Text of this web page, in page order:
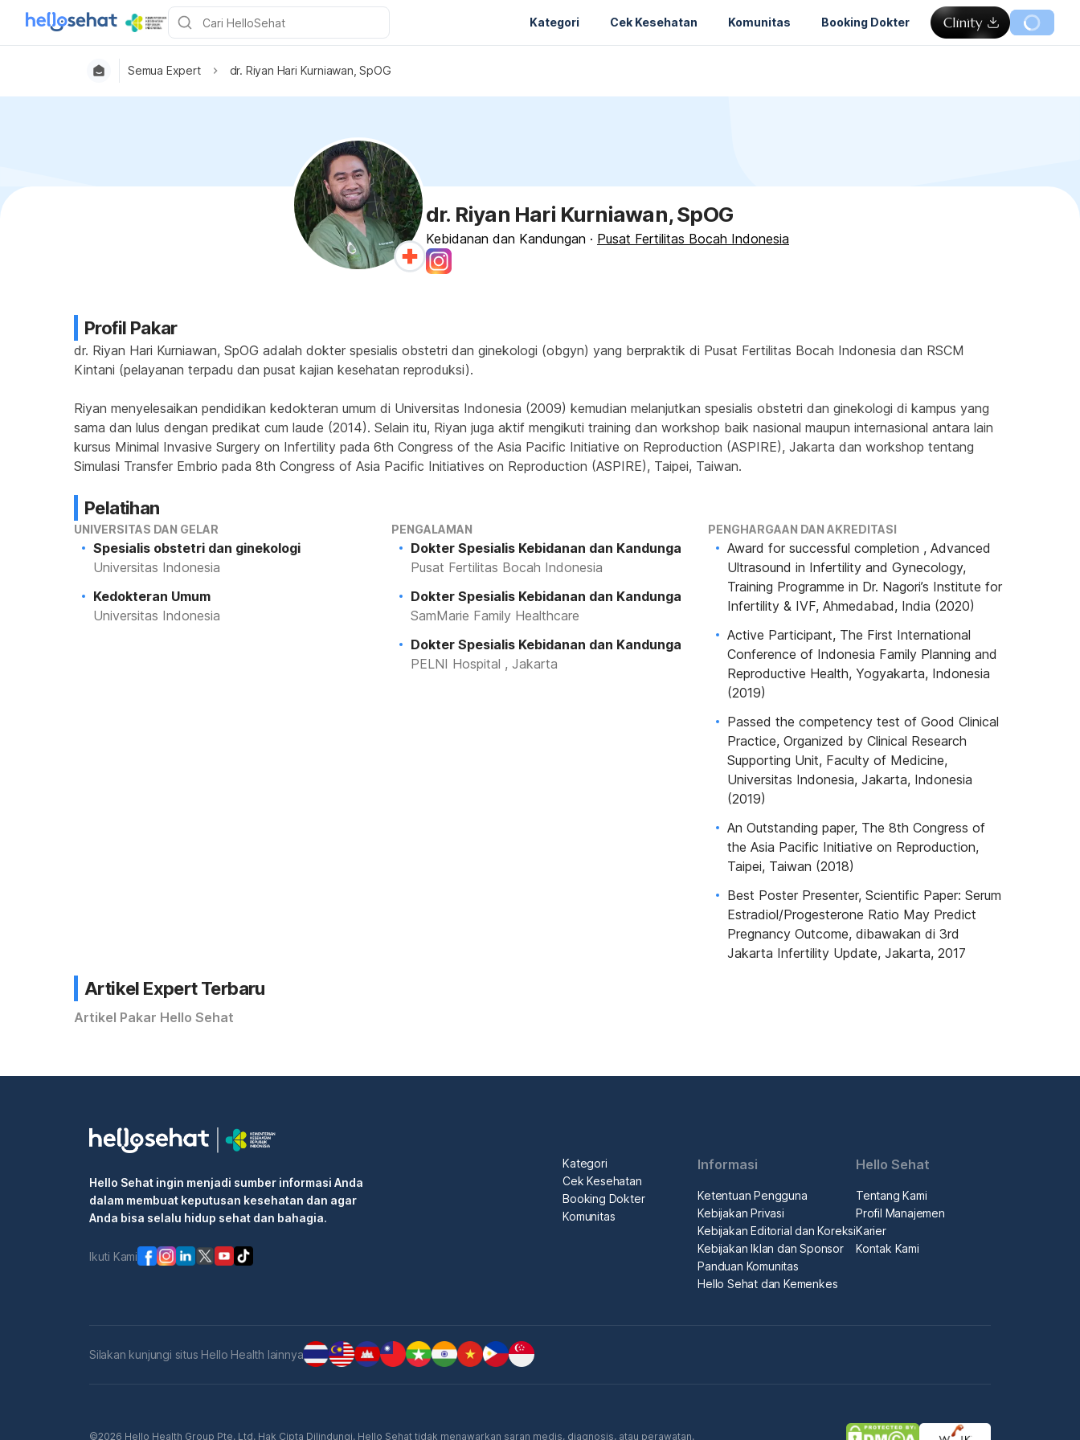
Kategori Cek Kesehatan Komunitas Booking Dokter
Semua Expert dr. Riyan Hari Kurniawan, SpOG
dr. Riyan Hari Kurniawan, SpOG
Kebidanan dan Kandungan · Pusat Fertilitas Bocah Indonesia
Profil Pakar
dr. Riyan Hari Kurniawan, SpOG adalah dokter spesialis obstetri dan ginekologi (obgyn) yang berpraktik di Pusat Fertilitas Bocah Indonesia dan RSCM
Kintani (pelayanan terpadu dan pusat kajian kesehatan reproduksi).
Riyan menyelesaikan pendidikan kedokteran umum di Universitas Indonesia (2009) kemudian melanjutkan spesialis obstetri dan ginekologi di kampus yang
sama dan lulus dengan predikat cum laude (2014). Selain itu, Riyan juga aktif mengikuti training dan workshop baik nasional maupun internasional antara lain
kursus Minimal Invasive Surgery on Infertility pada 6th Congress of the Asia Pacific Initiative on Reproduction (ASPIRE), Jakarta dan workshop tentang
Simulasi Transfer Embrio pada 8th Congress of Asia Pacific Initiatives on Reproduction (ASPIRE), Taipei, Taiwan.
Pelatihan
UNIVERSITAS DAN GELAR
Spesialis obstetri dan ginekologi
Universitas Indonesia
Kedokteran Umum
Universitas Indonesia
PENGALAMAN
Dokter Spesialis Kebidanan dan Kandunga
Pusat Fertilitas Bocah Indonesia
Dokter Spesialis Kebidanan dan Kandunga
SamMarie Family Healthcare
Dokter Spesialis Kebidanan dan Kandunga
PELNI Hospital , Jakarta
PENGHARGAAN DAN AKREDITASI
Award for successful completion , Advanced
Ultrasound in Infertility and Gynecology,
Training Programme in Dr. Nagori’s Institute for
Infertility & IVF, Ahmedabad, India (2020)
Active Participant, The First International
Conference of Indonesia Family Planning and
Reproductive Health, Yogyakarta, Indonesia
(2019)
Passed the competency test of Good Clinical
Practice, Organized by Clinical Research
Supporting Unit, Faculty of Medicine,
Universitas Indonesia, Jakarta, Indonesia
(2019)
An Outstanding paper, The 8th Congress of
the Asia Pacific Initiative on Reproduction,
Taipei, Taiwan (2018)
Best Poster Presenter, Scientific Paper: Serum
Estradiol/Progesterone Ratio May Predict
Pregnancy Outcome, dibawakan di 3rd
Jakarta Infertility Update, Jakarta, 2017
Artikel Expert Terbaru
Artikel Pakar Hello Sehat
Hello Sehat ingin menjadi sumber informasi Anda
dalam membuat keputusan kesehatan dan agar
Anda bisa selalu hidup sehat dan bahagia.
Ikuti Kami
Kategori
Cek Kesehatan
Booking Dokter
Komunitas
Informasi
Ketentuan Pengguna
Kebijakan Privasi
Kebijakan Editorial dan Koreksi
Kebijakan Iklan dan Sponsor
Panduan Komunitas
Hello Sehat dan Kemenkes
Hello Sehat
Tentang Kami
Profil Manajemen
Karier
Kontak Kami
Silakan kunjungi situs Hello Health lainnya
©2026 Hello Health Group Pte. Ltd. Hak Cipta Dilindungi. Hello Sehat tidak menawarkan saran medis, diagnosis, atau perawatan.